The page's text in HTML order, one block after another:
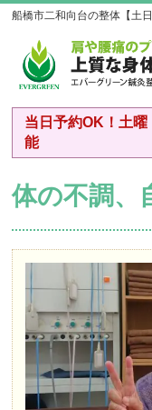
船橋市二和向台の整体【土
当日予約OK！土
能
体の不調、